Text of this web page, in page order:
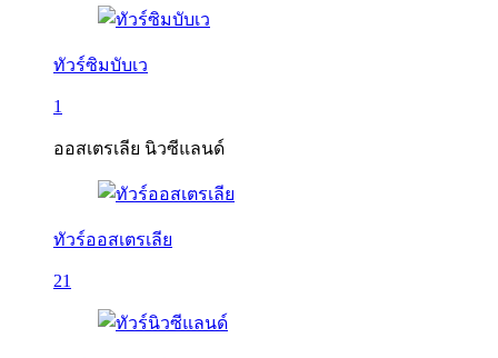
ทัวร์ซิมบับเว
1
ออสเตรเลีย นิวซีแลนด์
ทัวร์ออสเตรเลีย
21